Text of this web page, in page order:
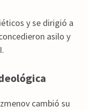
y se dirigió a
asilo y
cambió su